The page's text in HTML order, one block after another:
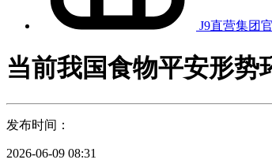
J9直营集团
当前我国食物平安形势
发布时间：
2026-06-09 08:31